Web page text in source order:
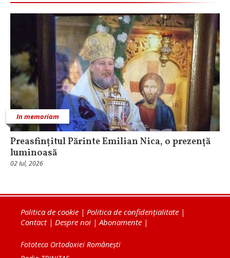
In memoriam
Preasfințitul Părinte Emilian Nica, o prezență
luminoasă
02 Iul, 2026
Politica de cookie | Politica de confidențialitate |
Contact| Despre noi | Abonamente |
Fototeca Ortodoxiei Românești